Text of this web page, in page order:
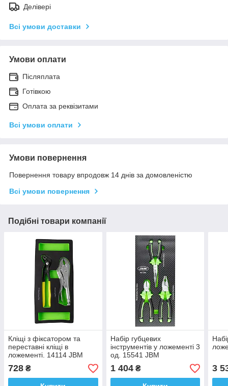
Делівері
Всі умови доставки
Умови оплати
Післяплата
Готівкою
Оплата за реквізитами
Всі умови оплати
Умови повернення
Повернення товару впродовж 14 днів за домовленістю
Всі умови повернення
Подібні товари компанії
Кліщі з фіксатором та
переставні кліщі в
ложементі. 14114 JBM
728 ₴
Набір губцевих
інструментів у ложементі 3
од. 15541 JBM
1 404₴ 3